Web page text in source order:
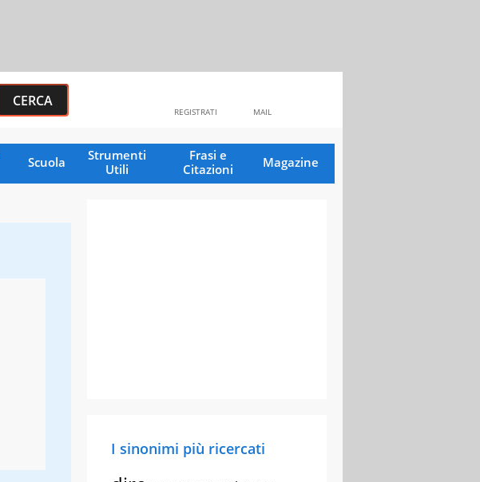
MAIL
REGISTRATI
Scuola
Strumenti
Utili
Frasi e
Citazioni
Magazine
I sinonimi più ricercati